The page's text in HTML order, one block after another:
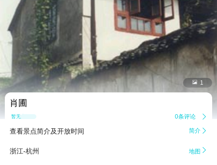
 1
肖圃
暂无点评 0条评论 
查看景点简介及开放时间 简介 
浙江-杭州 地图 
